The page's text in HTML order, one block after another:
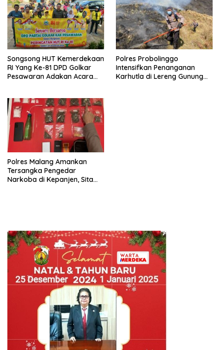
Songsong HUT Kemerdekaan
RI Yang Ke-81 DPD Golkar
Pesawaran Adakan Acara
Polres Probolinggo
Intensifkan Penanganan
Karhutla di Lereng Gunung
Polres Malang Amankan
Tersangka Pengedar
Narkoba di Kepanjen, Sita